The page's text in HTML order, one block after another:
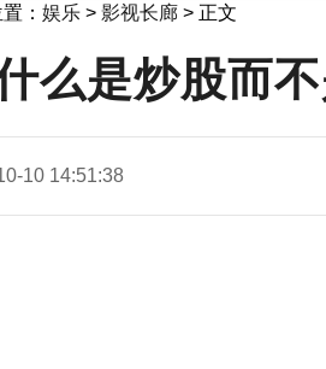
： 娱乐 > 影视长廊 > 正文
么是炒股而
10 14:51:38